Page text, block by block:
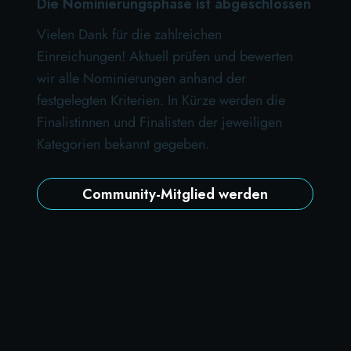
Vielen Dank für die zahlreichen
Einreichungen! Aktuell prüfen und bewerten
wir alle Nominierungen anhand der
festgelegten Kriterien. In Kürze werden die
Finalistinnen und Finalisten der jeweiligen
Kategorien bekannt gegeben.
Community-Mitglied werden